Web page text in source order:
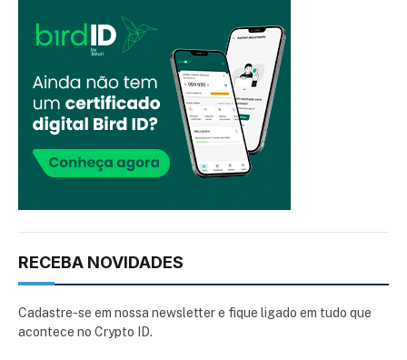
RECEBA NOVIDADES
Cadastre-se em nossa newsletter e fique ligado em tudo que
acontece no Crypto ID.